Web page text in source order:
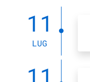
11
LUG
11